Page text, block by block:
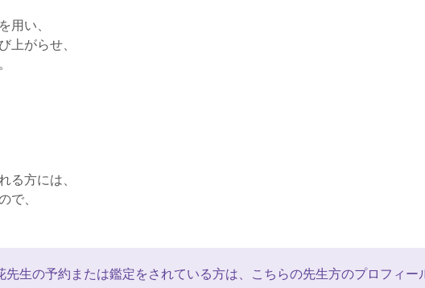
用い、
上がらせ、
る方には、
で、
先生の予約または鑑定をされている方は、こちらの先生方のプロフィー